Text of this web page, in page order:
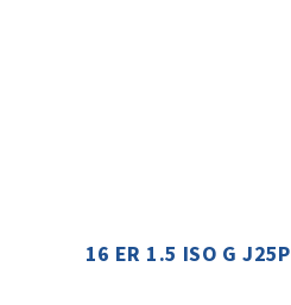
16 ER 1.5 ISO G J25P